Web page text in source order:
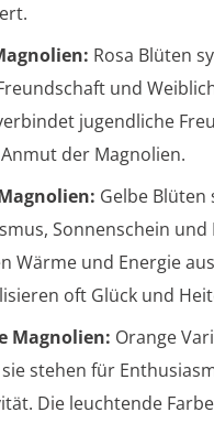
Rosa Blüten
und
jugendliche
der Magnolien.
Gelbe
Sonnenschein und
Wärme und Energie
oft Glück und
Magnolien: Orange
stehen für
Die leuchtende